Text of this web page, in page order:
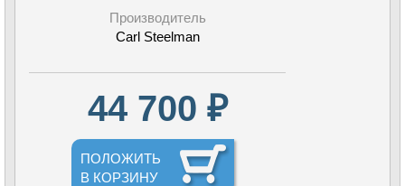
Производитель
Carl Steelman
44 700 ₽
ПОЛОЖИТЬ
В КОРЗИНУ